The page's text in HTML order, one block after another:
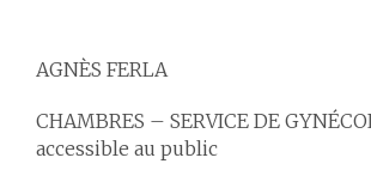
AGNÈS FERLA
CHAMBRES – SERVICE DE
accessible au public